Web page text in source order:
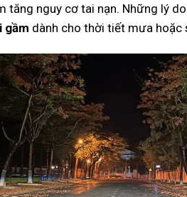
nguy cơ tai nạn. Những lý
gầm dành cho thời tiết mưa hoặc